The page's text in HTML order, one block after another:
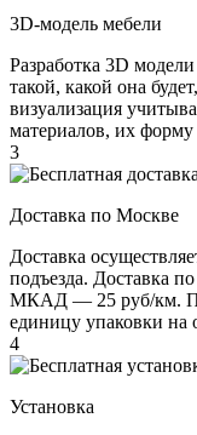
3D-модель мебели
Разработка 3D
такой, какой она
визуализация
материалов, их форму
3
Доставка по Москве
Доставка
подъезда. Доставка
МКАД — 25 руб/км.
единицу упаковки на
4
Установка